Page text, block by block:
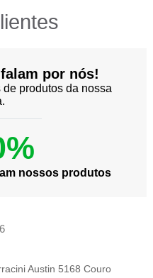
por nós!
produtos da nossa
nossos produtos
Austin 5168 Couro